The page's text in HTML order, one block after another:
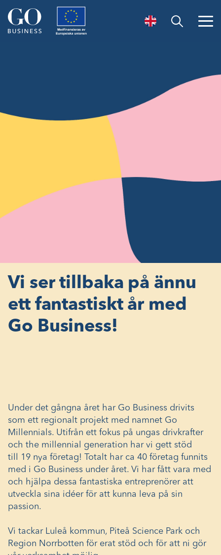
Öppna sök
Vi ser tillbaka på ännu
ett fantastiskt år med
Go Business!
Under det gångna året har Go Business drivits
som ett regionalt projekt med namnet Go
Millennials. Utifrån ett fokus på ungas drivkrafter
och the millennial generation har vi gett stöd
till 19 nya företag! Totalt har ca 40 företag funnits
med i Go Business under året. Vi har fått vara med
och hjälpa dessa fantastiska entreprenörer att
utveckla sina idéer för att kunna leva på sin
passion.
Vi tackar Luleå kommun, Piteå Science Park och
Region Norrbotten för erat stöd och för att ni gör